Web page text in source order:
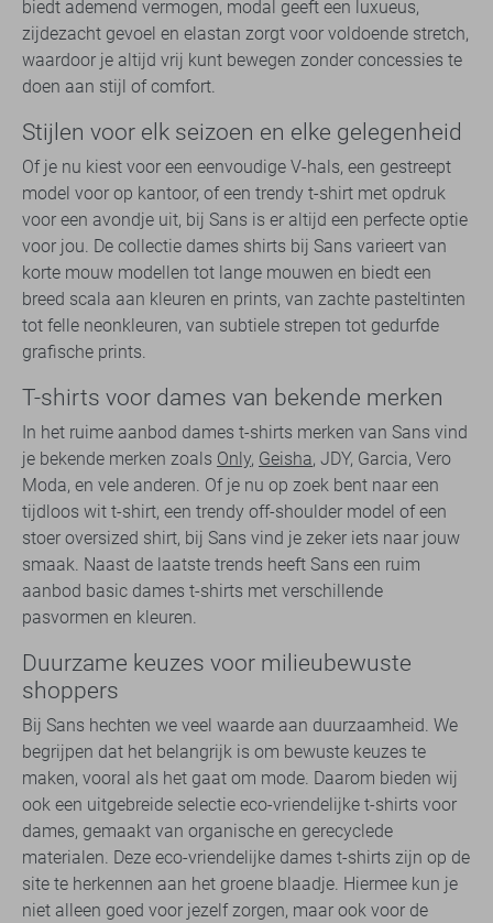
biedt ademend vermogen, modal geeft een luxueus,
zijdezacht gevoel en elastan zorgt voor voldoende stretch,
waardoor je altijd vrij kunt bewegen zonder concessies te
doen aan stijl of comfort.
Stijlen voor elk seizoen en elke gelegenheid
Of je nu kiest voor een eenvoudige V-hals, een gestreept
model voor op kantoor, of een trendy t-shirt met opdruk
voor een avondje uit, bij Sans is er altijd een perfecte optie
voor jou. De collectie dames shirts bij Sans varieert van
korte mouw modellen tot lange mouwen en biedt een
breed scala aan kleuren en prints, van zachte pasteltinten
tot felle neonkleuren, van subtiele strepen tot gedurfde
grafische prints.
T-shirts voor dames van bekende merken
In het ruime aanbod dames t-shirts merken van Sans vind
je bekende merken zoals Only, Geisha, JDY, Garcia, Vero
Moda, en vele anderen. Of je nu op zoek bent naar een
tijdloos wit t-shirt, een trendy off-shoulder model of een
stoer oversized shirt, bij Sans vind je zeker iets naar jouw
smaak. Naast de laatste trends heeft Sans een ruim
aanbod basic dames t-shirts met verschillende
pasvormen en kleuren.
Duurzame keuzes voor milieubewuste
shoppers
Bij Sans hechten we veel waarde aan duurzaamheid. We
begrijpen dat het belangrijk is om bewuste keuzes te
maken, vooral als het gaat om mode. Daarom bieden wij
ook een uitgebreide selectie eco-vriendelijke t-shirts voor
dames, gemaakt van organische en gerecyclede
materialen. Deze eco-vriendelijke dames t-shirts zijn op de
site te herkennen aan het groene blaadje. Hiermee kun je
niet alleen goed voor jezelf zorgen, maar ook voor de